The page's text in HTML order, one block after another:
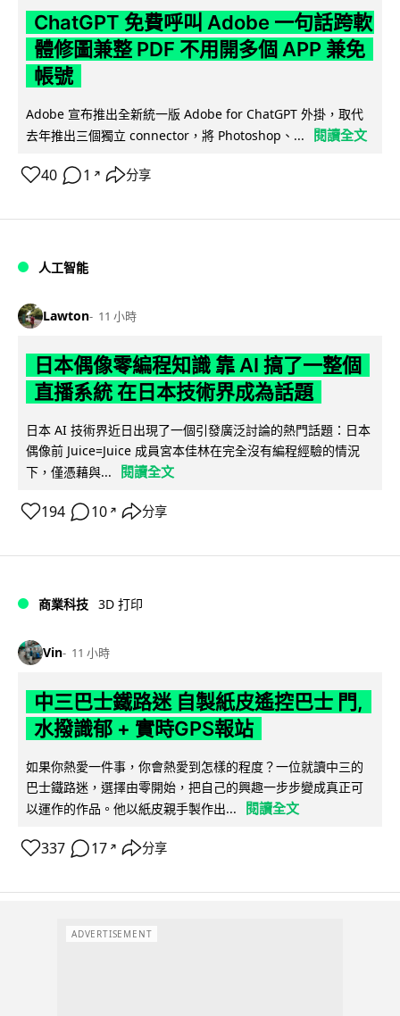
ChatGPT 免費呼叫 Adobe 一句話跨軟
體修圖兼整 PDF 不用開多個 APP 兼免
帳號
Adobe 宣布推出全新統一版 Adobe for ChatGPT 外掛，取代
去年推出三個獨立 connector，將 Photoshop、...
閱讀全文
40 1 ↗ 分享
人工智能
Lawton 11 小時
日本偶像零編程知識 靠 AI 搞了一整個
直播系統 在日本技術界成為話題
日本 AI 技術界近日出現了一個引發廣泛討論的熱門話題：日本
偶像前 Juice=Juice 成員宮本佳林在完全沒有編程經驗的情況
下，僅憑藉與...
閱讀全文
194 10 ↗ 分享
商業科技 3D 打印
Vin 11 小時
中三巴士鐵路迷 自製紙皮遙控巴士 門,
水撥識郁 + 實時GPS報站
如果你熱愛一件事，你會熱愛到怎樣的程度？一位就讀中三的
巴士鐵路迷，選擇由零開始，把自己的興趣一步步變成真正可
以運作的作品。他以紙皮親手製作出...
閱讀全文
337 17 ↗ 分享
ADVERTISEMENT